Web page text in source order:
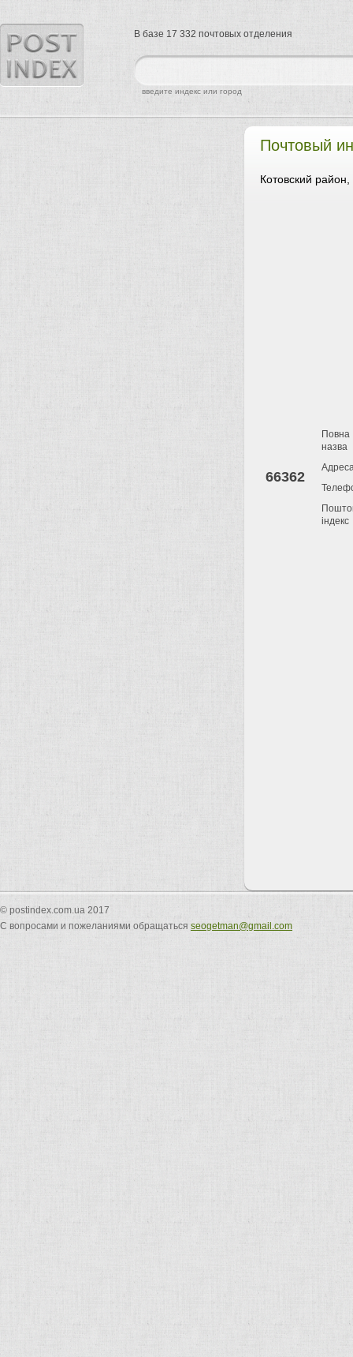
Почтовый
Котовский
66362
Повна
назва
індекс
найти
введите индекс или город
В базе 17 332 почтовых отделения
© postindex.com.ua 2017
С вопросами и пожеланиями обращаться seogetman@gmail.com